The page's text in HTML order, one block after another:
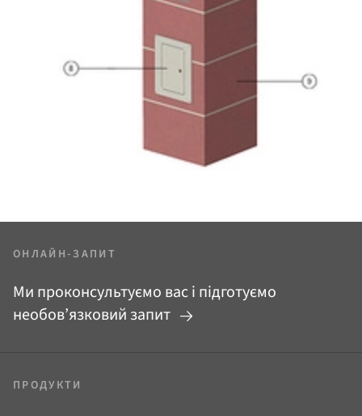
ОНЛАЙН-ЗАПИТ
Ми проконсультуємо вас і підготуємо
необов’язковий запит
ПРОДУКТИ